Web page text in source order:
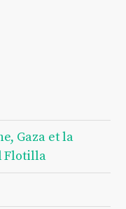
Gaza et la
Flotilla